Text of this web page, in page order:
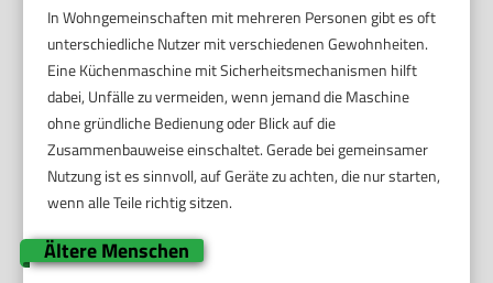
In Wohngemeinschaften mit mehreren Personen gibt es oft
unterschiedliche Nutzer mit verschiedenen Gewohnheiten.
Eine Küchenmaschine mit Sicherheitsmechanismen hilft
dabei, Unfälle zu vermeiden, wenn jemand die Maschine
ohne gründliche Bedienung oder Blick auf die
Zusammenbauweise einschaltet. Gerade bei gemeinsamer
Nutzung ist es sinnvoll, auf Geräte zu achten, die nur starten,
wenn alle Teile richtig sitzen.
Ältere Menschen